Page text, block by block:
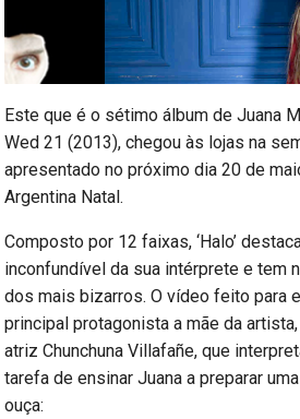
Este que é o sétimo álbum de Juana
Wed 21 (2013), chegou às lojas na
apresentado no próximo dia 20 de
Argentina Natal.
Composto por 12 faixas, ‘Halo’
inconfundível da sua intérprete e tem
dos mais bizarros. O vídeo feito para
principal protagonista a mãe da
atriz Chunchuna Villafañe, que
tarefa de ensinar Juana a preparar
ouça: